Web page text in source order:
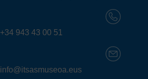
+34 943 43 00 51
info@itsasmuseoa.eus